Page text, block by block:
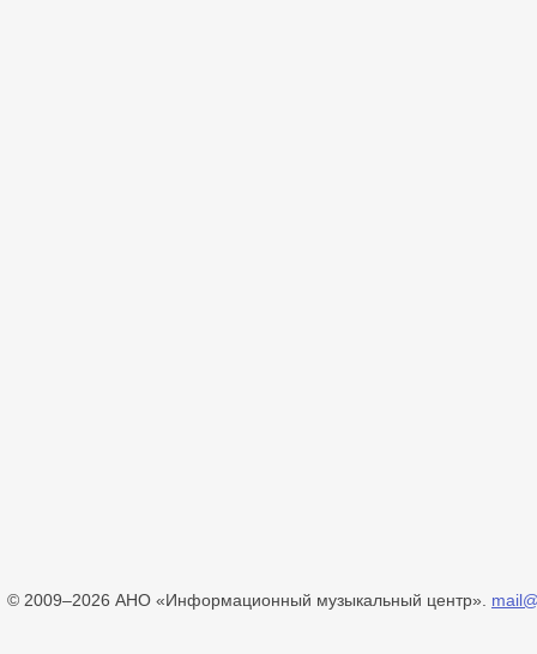
© 2009–2026 АНО «Информационный музыкальный центр».